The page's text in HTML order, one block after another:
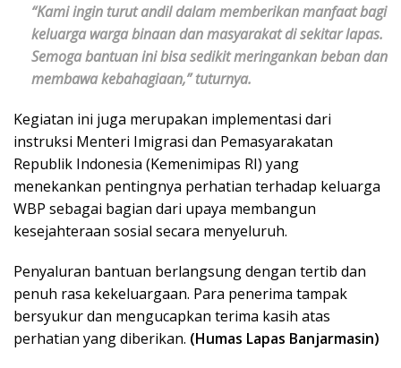
“Kami ingin turut andil dalam memberikan manfaat bagi
keluarga warga binaan dan masyarakat di sekitar lapas.
Semoga bantuan ini bisa sedikit meringankan beban dan
membawa kebahagiaan,” tuturnya.
Kegiatan ini juga merupakan implementasi dari
instruksi Menteri Imigrasi dan Pemasyarakatan
Republik Indonesia (Kemenimipas RI) yang
menekankan pentingnya perhatian terhadap keluarga
WBP sebagai bagian dari upaya membangun
kesejahteraan sosial secara menyeluruh.
Penyaluran bantuan berlangsung dengan tertib dan
penuh rasa kekeluargaan. Para penerima tampak
bersyukur dan mengucapkan terima kasih atas
perhatian yang diberikan. (Humas Lapas Banjarmasin)